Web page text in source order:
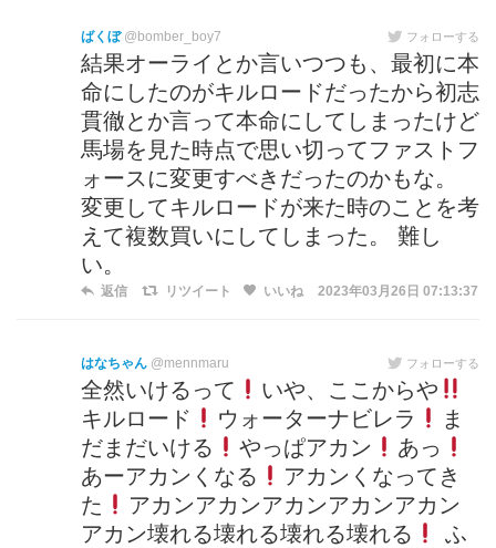
ばくぼ @bomber_boy7 フォローする
結果オーライとか言いつつも、最初に本
命にしたのがキルロードだったから初志
貫徹とか言って本命にしてしまったけど
馬場を見た時点で思い切ってファストフ
ォースに変更すべきだったのかもな。
変更してキルロードが来た時のことを考
えて複数買いにしてしまった。 難し
い。
返信 リツイート いいね 2023年03月26日 07:13:37
はなちゃん @mennmaru フォローする
全然いけるって
いや、ここからや
キルロード
ウォーターナビレラ
ま
だまだいける
やっぱアカン
あっ
あーアカンくなる
アカンくなってき
た
アカンアカンアカンアカンアカン
アカン壊れる壊れる壊れる壊れる
ふ